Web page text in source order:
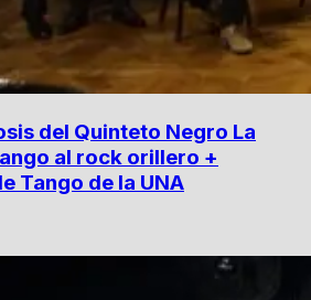
del Quinteto Negro La
al rock orillero +
Tango de la UNA